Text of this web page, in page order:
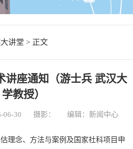
讲堂 > 正文
讲座通知（游士兵 武汉大
学教授）
06-30 摄影： 编辑：新闻中心
理念、方法与案例及国家社科项目申